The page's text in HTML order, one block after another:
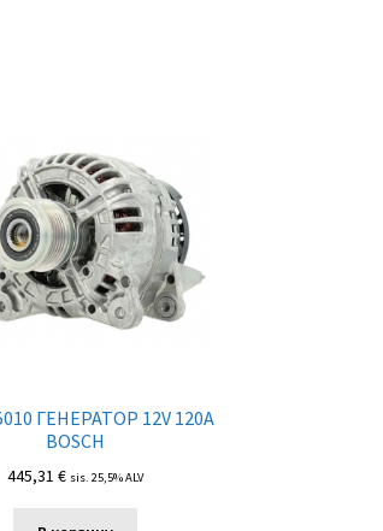
ГЕНЕРАТОР 12V 120A
BOSCH
445,31 € sis. 25,5% ALV